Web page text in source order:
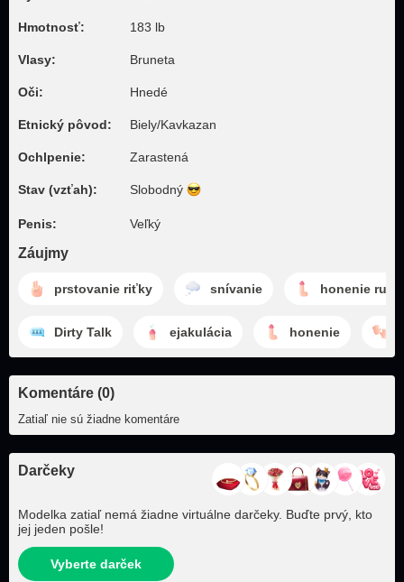
Hmotnosť: 183 lb
Vlasy: Bruneta
Oči: Hnedé
Etnický pôvod: Biely/Kavkazan
Ochlpenie: Zarastená
Stav (vzťah): Slobodný
Penis: Veľký
Záujmy
prstovanie riťky snívanie honenie
Dirty Talk ejakulácia honenie
Komentáre (0)
Zatiaľ nie sú žiadne komentáre
Darčeky
Modelka zatiaľ nemá žiadne virtuálne darčeky. Buďte prvý, kto
jej jeden pošle!
Vyberte darček